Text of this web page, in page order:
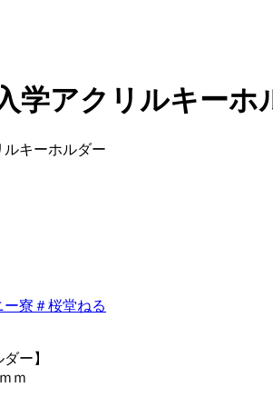
学アクリルキーホ
キーホルダー
ー寮 ＃桜堂ねる
ー】
ｍ